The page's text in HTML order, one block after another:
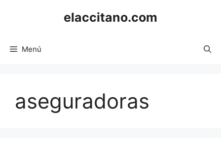
elaccitano.com
Menú
aseguradoras